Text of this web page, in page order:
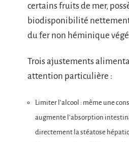
certains fruits de mer,
biodisponibilité
du fer non héminique
Trois ajustements
attention particulière :
Limiter l’alcool : même une
augmente l’absorption
directement la stéatose